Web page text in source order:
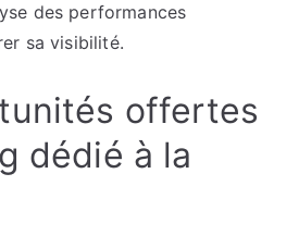
des performances
sa visibilité.
offertes
dédié à la